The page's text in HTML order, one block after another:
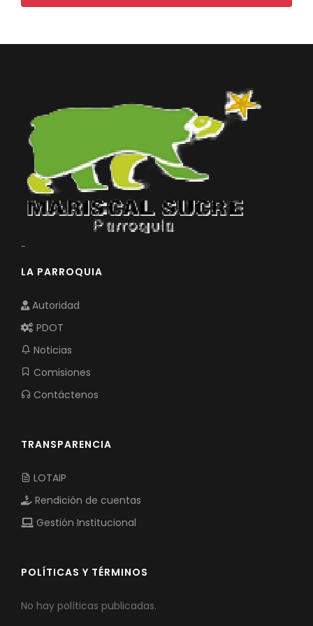
GESTIÓN ADMINISTRATIVA
Plan Operativo Anual - POA
Convenios Institucionales
PRESUPUESTO: EJECUCIÓN Y REPORTES
Cédulas presupuestarias y balances
Procesos de contratación
Obras y proyectos
-
LA PARROQUIA
Autoridad
PDOT
Noticias
Comisiones
Contáctenos
TRANSPARENCIA
LOTAIP
Rendición de cuentas
Gestión Institucional
POLÍTICAS Y TÉRMINOS
No hay políticas publicadas.